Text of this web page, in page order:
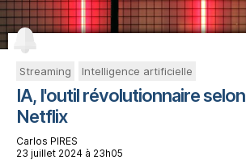
Streaming Intelligence artificielle
IA, l'outil révolutionnaire selon
Netflix
Carlos PIRES
23 juillet 2024 à 23h05